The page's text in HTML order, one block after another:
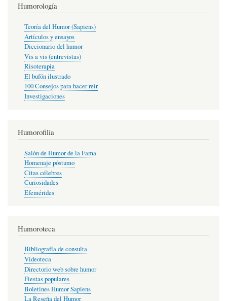
Humorología
Teoría del Humor (Sapiens)
Artículos y ensayos
Diccionario del humor
Vis a vis (entrevistas)
Risoterapia
El bufón ilustrado
100 Consejos para hacer reír
Investigaciones
Humorofilia
Salón de Humor de la Fama
Homenaje póstumo
Citas célebres
Curiosidades
Efemérides
Humoroteca
Bibliografía de consulta
Videoteca
Directorio web sobre humor
Fiestas populares
Boletines Humor Sapiens
La Reseña del Humor